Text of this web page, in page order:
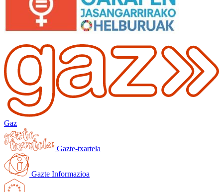
Gaz
Gazte-txartela
Gazte Informazioa